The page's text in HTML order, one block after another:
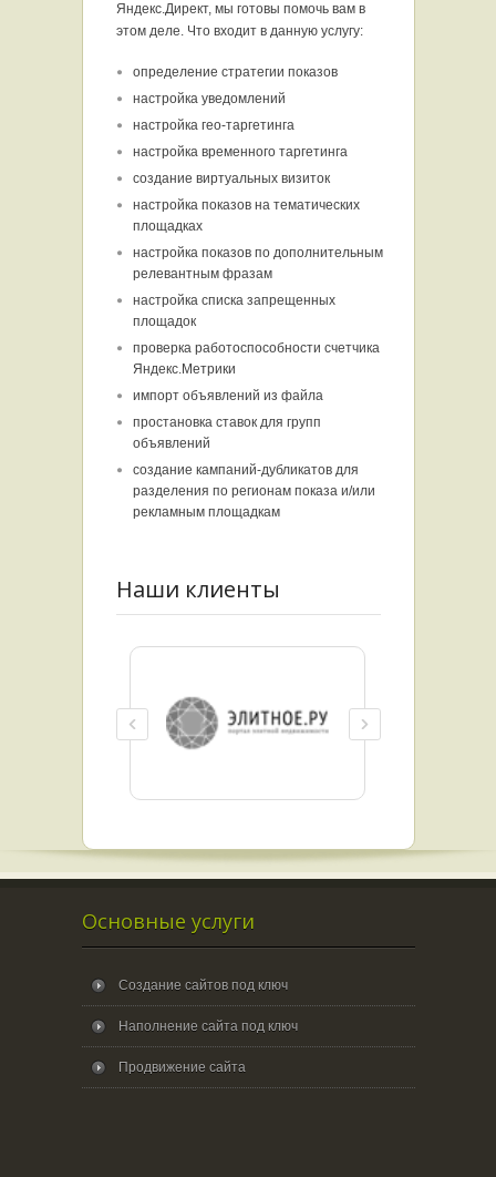
Яндекс.Директ, мы готовы помочь вам в
этом деле. Что входит в данную услугу:
определение стратегии показов
настройка уведомлений
настройка гео-таргетинга
настройка временного таргетинга
создание виртуальных визиток
настройка показов на тематических
площадках
настройка показов по дополнительным
релевантным фразам
настройка списка запрещенных
площадок
проверка работоспособности счетчика
Яндекс.Метрики
импорт объявлений из файла
простановка ставок для групп
объявлений
создание кампаний-дубликатов для
разделения по регионам показа и/или
рекламным площадкам
Наши клиенты
Основные услуги
Создание сайтов под ключ
Наполнение сайта под ключ
Продвижение сайта